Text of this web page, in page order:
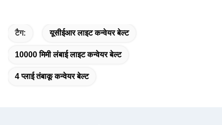
टैग: यूसीईआर लाइट कन्वेयर बेल्ट
10000 मिमी लंबाई लाइट कन्वेयर बेल्ट
4 प्लाई तंबाकू कन्वेयर बेल्ट